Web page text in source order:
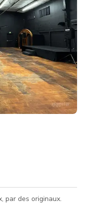
par des originaux.